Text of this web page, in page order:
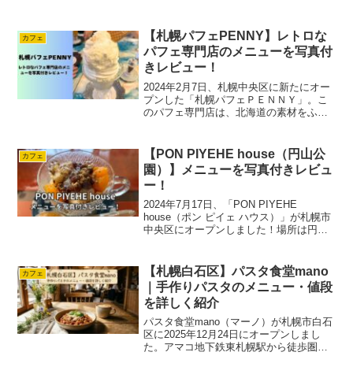
カフェ
【札幌パフェPENNY】レトロな
パフェ専門店のメニューを写真付
きレビュー！
2024年2月7日、札幌中央区に新たにオー
プンした「札幌パフェＰＥＮＮＹ」。こ
のパフェ専門店は、北海道の素材をふん
す。店内には、小さいパフェから大きい
パフェまで、ど...
カフェ
【PON PIYEHE house（円山公
園）】メニューを写真付きレビュ
ー！
2024年7月17日、「PON PIYEHE
house（ポン ピイェ ハウス）」が札幌市
中央区にオープンしました！場所は円山
間は、まるで絵本の中に迷い込んだかの
よう...
カフェ
【札幌白石区】パスタ食堂mano
｜手作りパスタのメニュー・値段
を詳しく紹介
パスタ食堂mano（マーノ）が札幌市白石
区に2025年12月24日にオープンしまし
た。アマコ地下鉄東札幌駅から徒歩圏内